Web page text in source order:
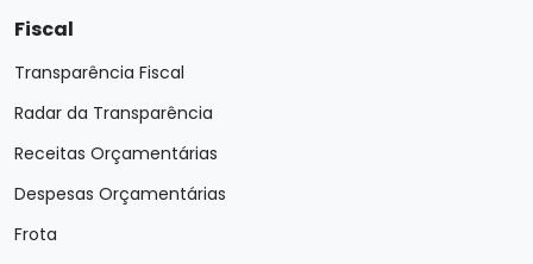
Fiscal
Transparência Fiscal
Radar da Transparência
Receitas Orçamentárias
Despesas Orçamentárias
Frota